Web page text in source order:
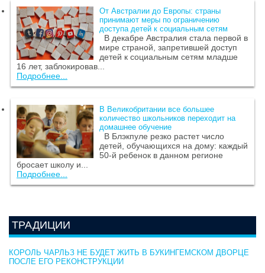
От Австралии до Европы: страны
принимают меры по ограничению
доступа детей к социальным сетям
В декабре Австралия стала первой в
мире страной, запретившей доступ
детей к социальным сетям младше
16 лет, заблокировав...
Подробнее...
В Великобритании все большее
количество школьников переходит на
домашнее обучение
В Блэкпуле резко растет число
детей, обучающихся на дому: каждый
50-й ребенок в данном регионе
бросает школу и...
Подробнее...
ТРАДИЦИИ
КОРОЛЬ ЧАРЛЬЗ НЕ БУДЕТ ЖИТЬ В БУКИНГЕМСКОМ ДВОРЦЕ
ПОСЛЕ ЕГО РЕКОНСТРУКЦИИ